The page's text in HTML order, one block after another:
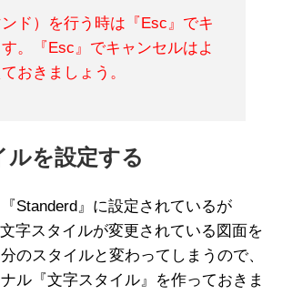
ド）を行う時は『Esc』でキ
。『Esc』でキャンセルはよ
おきましょう。
ルを設定する
Standerd』に設定されているが
文字スタイルが変更されている図面を
のスタイルと変わってしまうので、
ル『文字スタイル』を作っておきま